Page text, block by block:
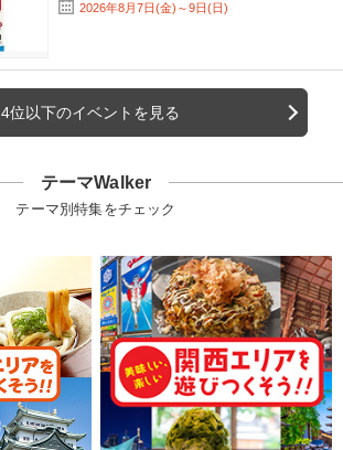
2026年8月7日(金)～9日(日)
4位以下のイベントを見る
テーマWalker
テーマ別特集をチェック